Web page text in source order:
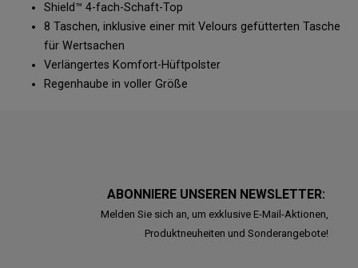
Shield™ 4-fach-Schaft-Top
8 Taschen, inklusive einer mit Velours gefütterten Tasche
für Wertsachen
Verlängertes Komfort-Hüftpolster
Regenhaube in voller Größe
ABONNIERE UNSEREN NEWSLETTER:
Melden Sie sich an, um exklusive E-Mail-Aktionen,
Produktneuheiten und Sonderangebote!